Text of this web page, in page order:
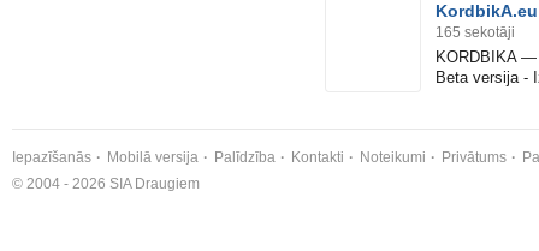
165 sekotāji
KORDBIKA
Beta versija -
Iepazīšanās Mobilā versija Palīdzība Kontakti Noteikumi Privātums
© 2004 - 2026 SIA Draugiem